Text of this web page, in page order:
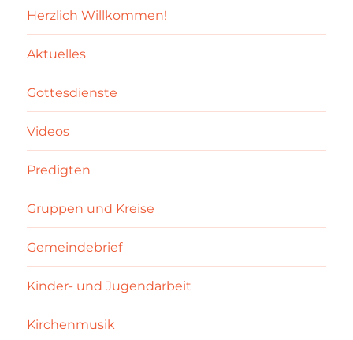
Herzlich Willkommen!
Aktuelles
Gottesdienste
Videos
Predigten
Gruppen und Kreise
Gemeindebrief
Kinder- und Jugendarbeit
Kirchenmusik